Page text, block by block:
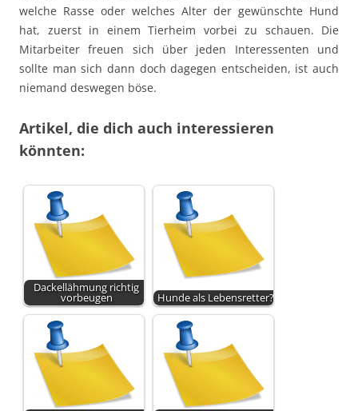
welche Rasse oder welches Alter der gewünschte Hund
hat, zuerst in einem Tierheim vorbei zu schauen. Die
Mitarbeiter freuen sich über jeden Interessenten und
sollte man sich dann doch dagegen entscheiden, ist auch
niemand deswegen böse.
Artikel, die dich auch interessieren
könnten:
Dackellähmung richtig
vorbeugen Hunde als Lebensretter?